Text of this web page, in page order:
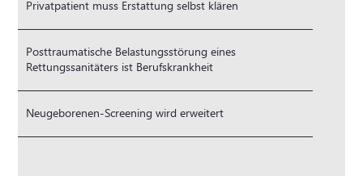
Privatpatient muss Erstattung selbst klären
Posttraumatische Belastungsstörung eines
Rettungssanitäters ist Berufskrankheit
Neugeborenen-Screening wird erweitert